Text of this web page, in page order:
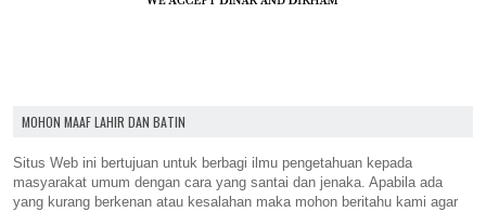
MOHON MAAF LAHIR DAN BATIN
Situs Web ini bertujuan untuk berbagi ilmu pengetahuan kepada
masyarakat umum dengan cara yang santai dan jenaka. Apabila ada
yang kurang berkenan atau kesalahan maka mohon beritahu kami agar